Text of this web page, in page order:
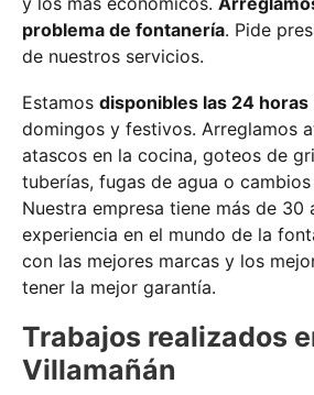
problema de fontanería. Pide
de nuestros servicios.
Estamos disponibles las 24 horas
domingos y festivos. Arreglamos
atascos en la cocina, goteos de
tuberías, fugas de agua o
Nuestra empresa tiene más de 30
experiencia en el mundo de la
con las mejores marcas y los
tener la mejor garantía.
Trabajos realizados
Villamañán